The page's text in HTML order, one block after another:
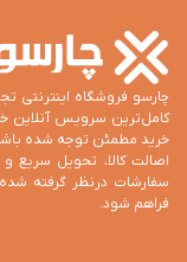
چارسو فروشگاه اینترنتی
کامل‌ترین سرویس آنلاین
اصالت کالا، تحویل سریع
سفارشات درنظر گرفته
فراهم شود.